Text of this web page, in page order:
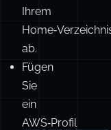
Ihrem
ab.
Fügen
Sie
ein
AWS‑Profil